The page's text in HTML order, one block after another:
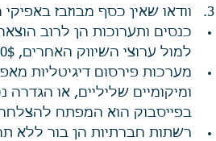
וודאו שאין כסף מבוזבז
כנסים ותערוכות הן לרוב
למול ערוצי השיווק האחרים, 1,000$ יכולים לעשות הרבה ברשתות שיווק ומעט בתערוכה.
מערכות פירסום דיגיטליות
ומיקומיים שליליים, או הגדרה
בפייסבוק הוא המפתח
רשתות חברתיות הן בור ללא